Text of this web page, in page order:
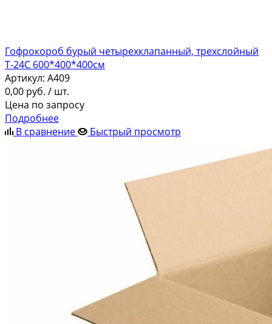
Гофрокороб бурый четырехклапанный, трехслойный
Т-24С 600*400*400см
Артикул: A409
0,00 руб. / шт.
Цена по запросу
Подробнее
В сравнение
Быстрый просмотр